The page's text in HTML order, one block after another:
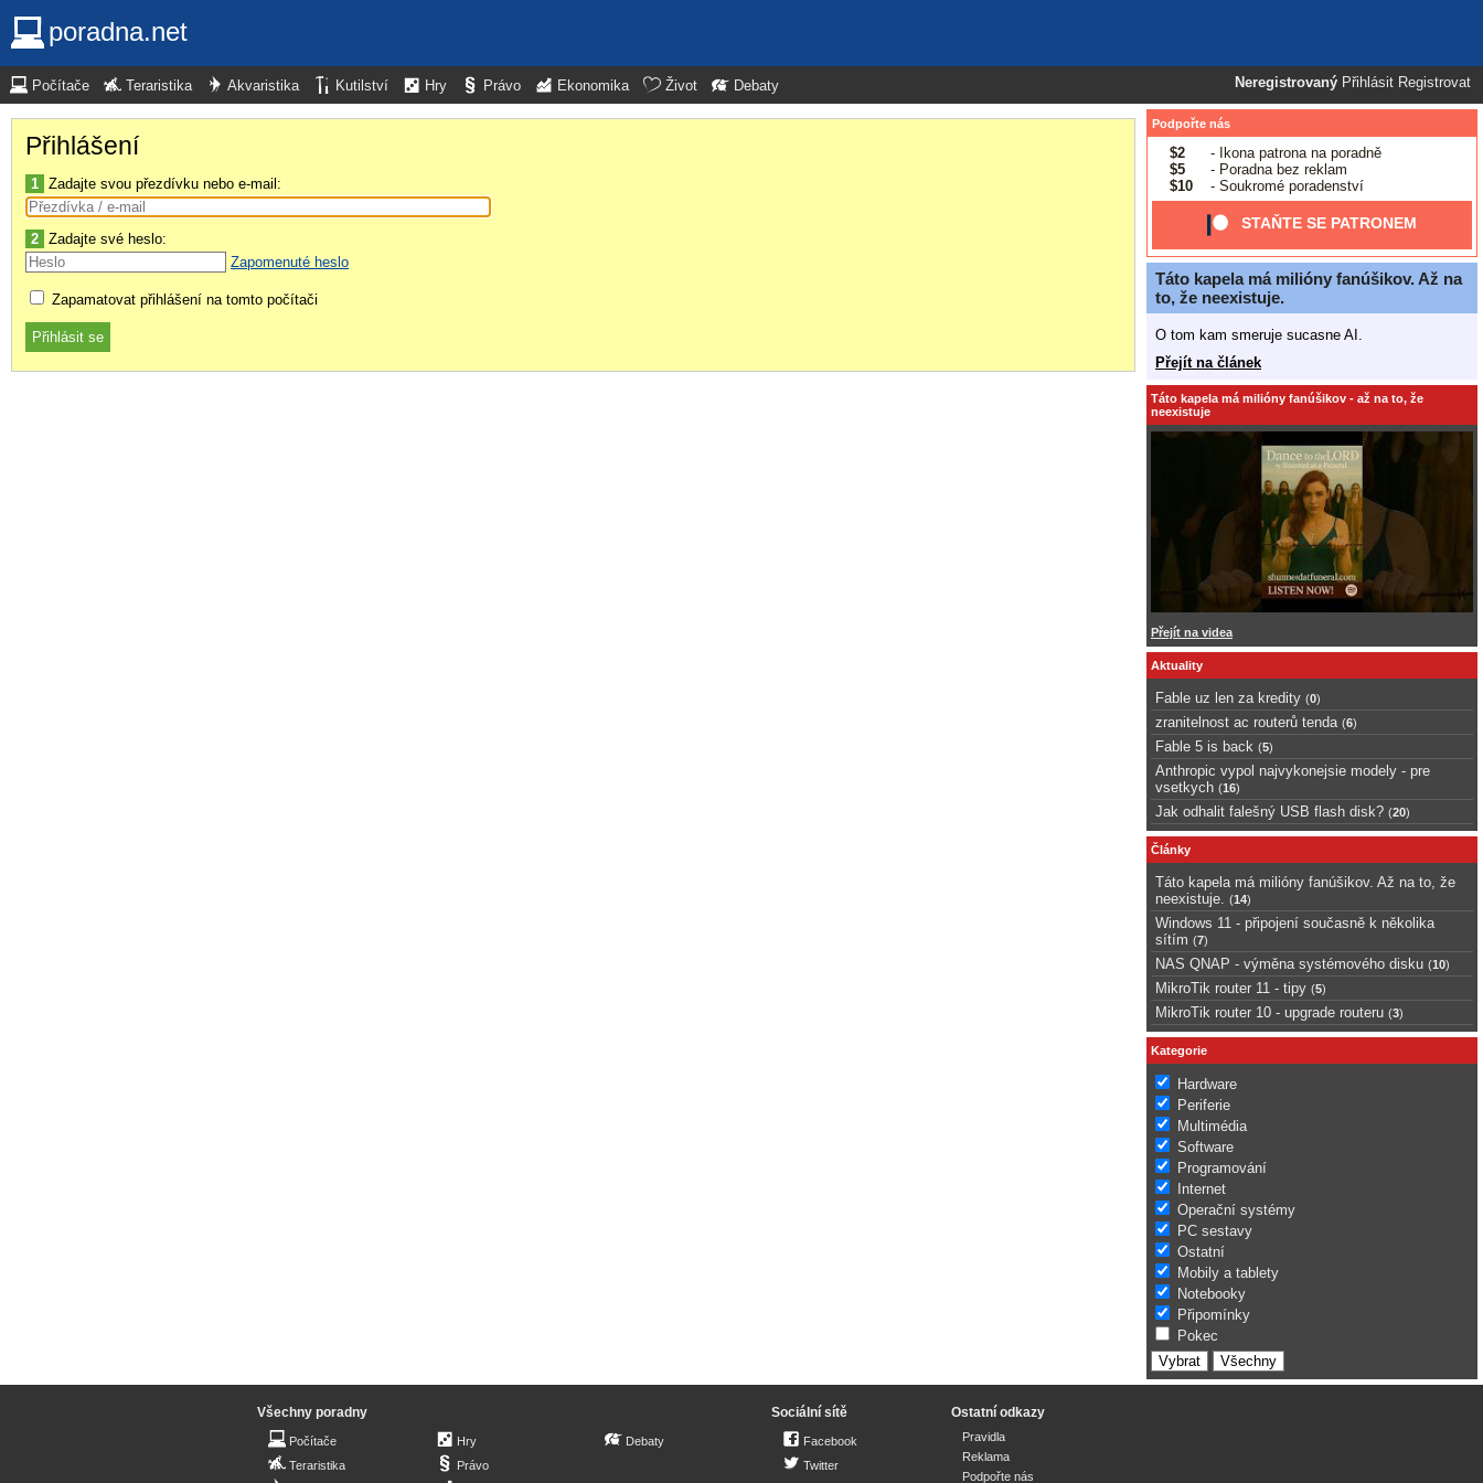
poradna.net
Neregistrovaný Přihlásit Registrovat
Počítače Teraristika Akvaristika Kutilství Hry Právo Ekonomika Život Debaty
Přihlášení
1 Zadajte svou přezdívku nebo e-mail:
2 Zadajte své heslo:
Zapomenuté heslo
Zapamatovat přihlášení na tomto počítači
Podpořte nás
$2
- Ikona patrona na poradně
$5
- Poradna bez reklam
$10
- Soukromé poradenství
STAŇTE SE PATRONEM
Táto kapela má milióny fanúšikov. Až na
to, že neexistuje.
O tom kam smeruje sucasne AI.
Přejít na článek
Táto kapela má milióny fanúšikov - až na to, že
neexistuje
Přejít na videa
Aktuality
Fable uz len za kredity (0)
zranitelnost ac routerů tenda (6)
Fable 5 is back (5)
Anthropic vypol najvykonejsie modely - pre
vsetkych (16)
Jak odhalit falešný USB flash disk? (20)
Články
Táto kapela má milióny fanúšikov. Až na to, že
neexistuje.
(14)
Windows 11 - připojení současně k několika
sítím (7)
NAS QNAP - výměna systémového disku (10)
MikroTik router 11 - tipy (5)
MikroTik router 10 - upgrade routeru (3)
Kategorie
Hardware
Periferie
Multimédia
Software
Programování
Internet
Operační systémy
PC sestavy
Ostatní
Mobily a tablety
Notebooky
Připomínky
Pokec
Všechny poradny
Počítače
Teraristika
Hry
Právo
Debaty
Sociální sítě
Facebook
Twitter
Ostatní odkazy
Pravidla
Reklama
Podpořte nás